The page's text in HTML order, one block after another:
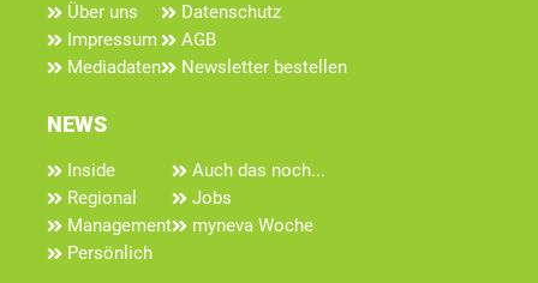
Über uns
Impressum
Mediadaten
Datenschutz
AGB
Newsletter bestellen
NEWS
Inside
Regional
Management
Persönlich
Auch das noch...
Jobs
myneva Woche